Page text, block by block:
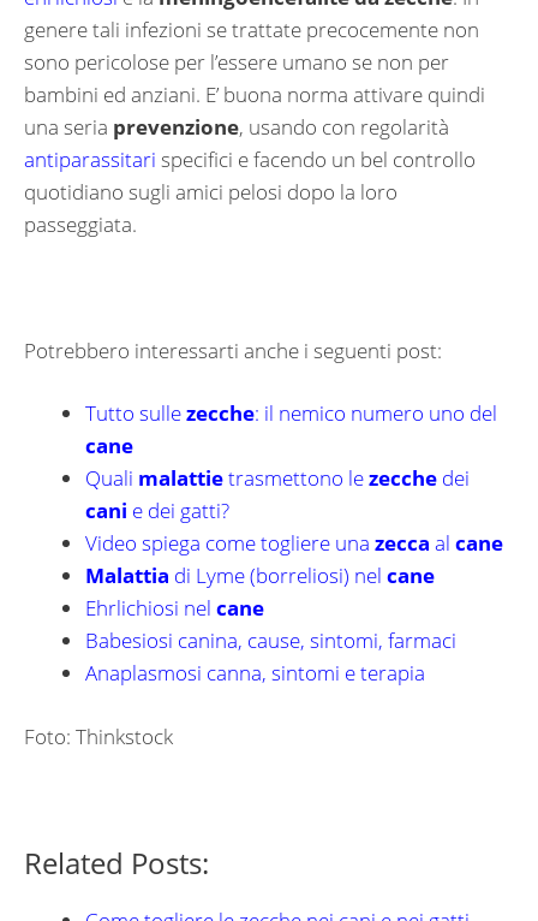
genere tali infezioni se trattate precocemente non
sono pericolose per l’essere umano se non per
bambini ed anziani. E’ buona norma attivare quindi
una seria prevenzione, usando con regolarità
antiparassitari specifici e facendo un bel controllo
quotidiano sugli amici pelosi dopo la loro
passeggiata.
Potrebbero interessarti anche i seguenti post:
Tutto sullezecche: il nemico numero uno del
cane
Quali malattietrasmettono lezecche dei
cani e dei gatti?
Video spiega come togliere una zecca al cane
Malattia di Lyme (borreliosi) nel cane
Ehrlichiosi nel cane
Babesiosi canina, cause, sintomi, farmaci
Anaplasmosi canna, sintomi e terapia
Foto: Thinkstock
Related Posts: